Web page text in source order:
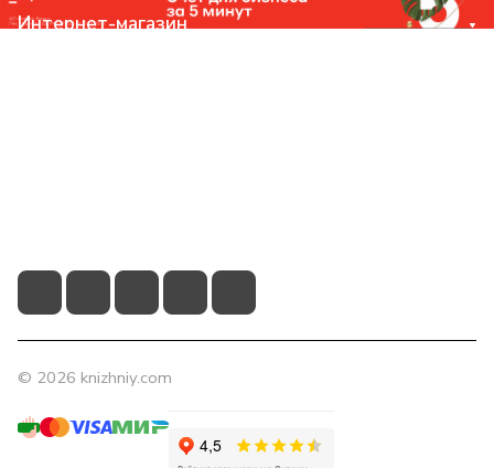
Интернет-магазин
© 2026 knizhniy.com